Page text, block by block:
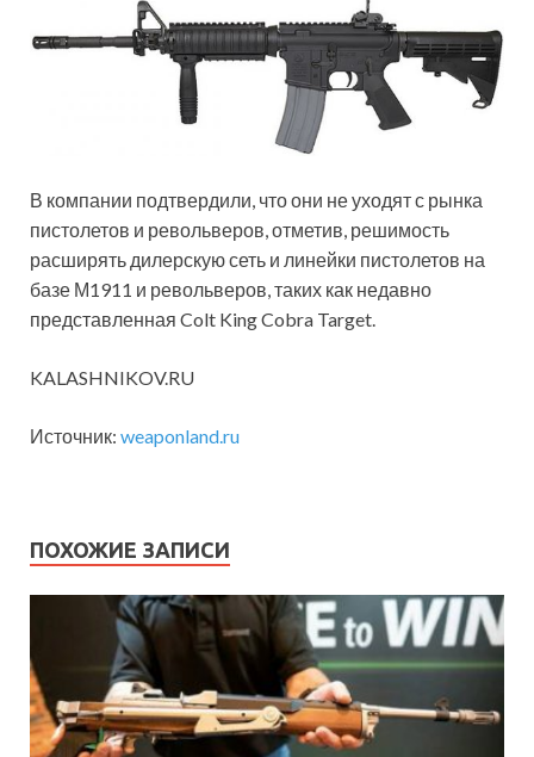
В компании подтвердили, что они не уходят с рынка
пистолетов и револьверов, отметив, решимость
расширять дилерскую сеть и линейки пистолетов на
базе М1911 и револьверов, таких как недавно
представленная Colt King Cobra Target.
KALASHNIKOV.RU
Источник: weaponland.ru
ПОХОЖИЕ ЗАПИСИ